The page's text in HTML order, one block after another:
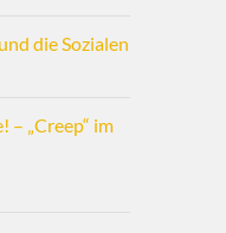
die Sozialen
– „Creep“ im